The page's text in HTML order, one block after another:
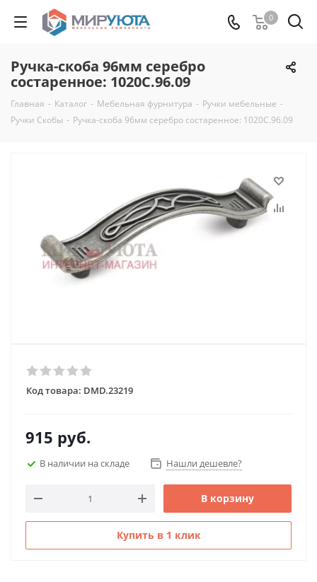
0
Ручка-скоба 96мм серебро
состаренное: 1020C.96.09
Главная - Каталог - Мебельная фурнитура - Ручки мебельные -
Ручки Скобы - Ручка-скоба 96мм серебро состаренное: 1020C.96.09
Код товара: DMD.23219
915 руб.
В наличии на складе Нашли дешевле?
В корзину
Купить в 1 клик